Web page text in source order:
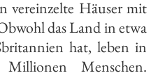
vereinzelte Häuser mit
das Land in etwa
hat, leben in
Menschen.